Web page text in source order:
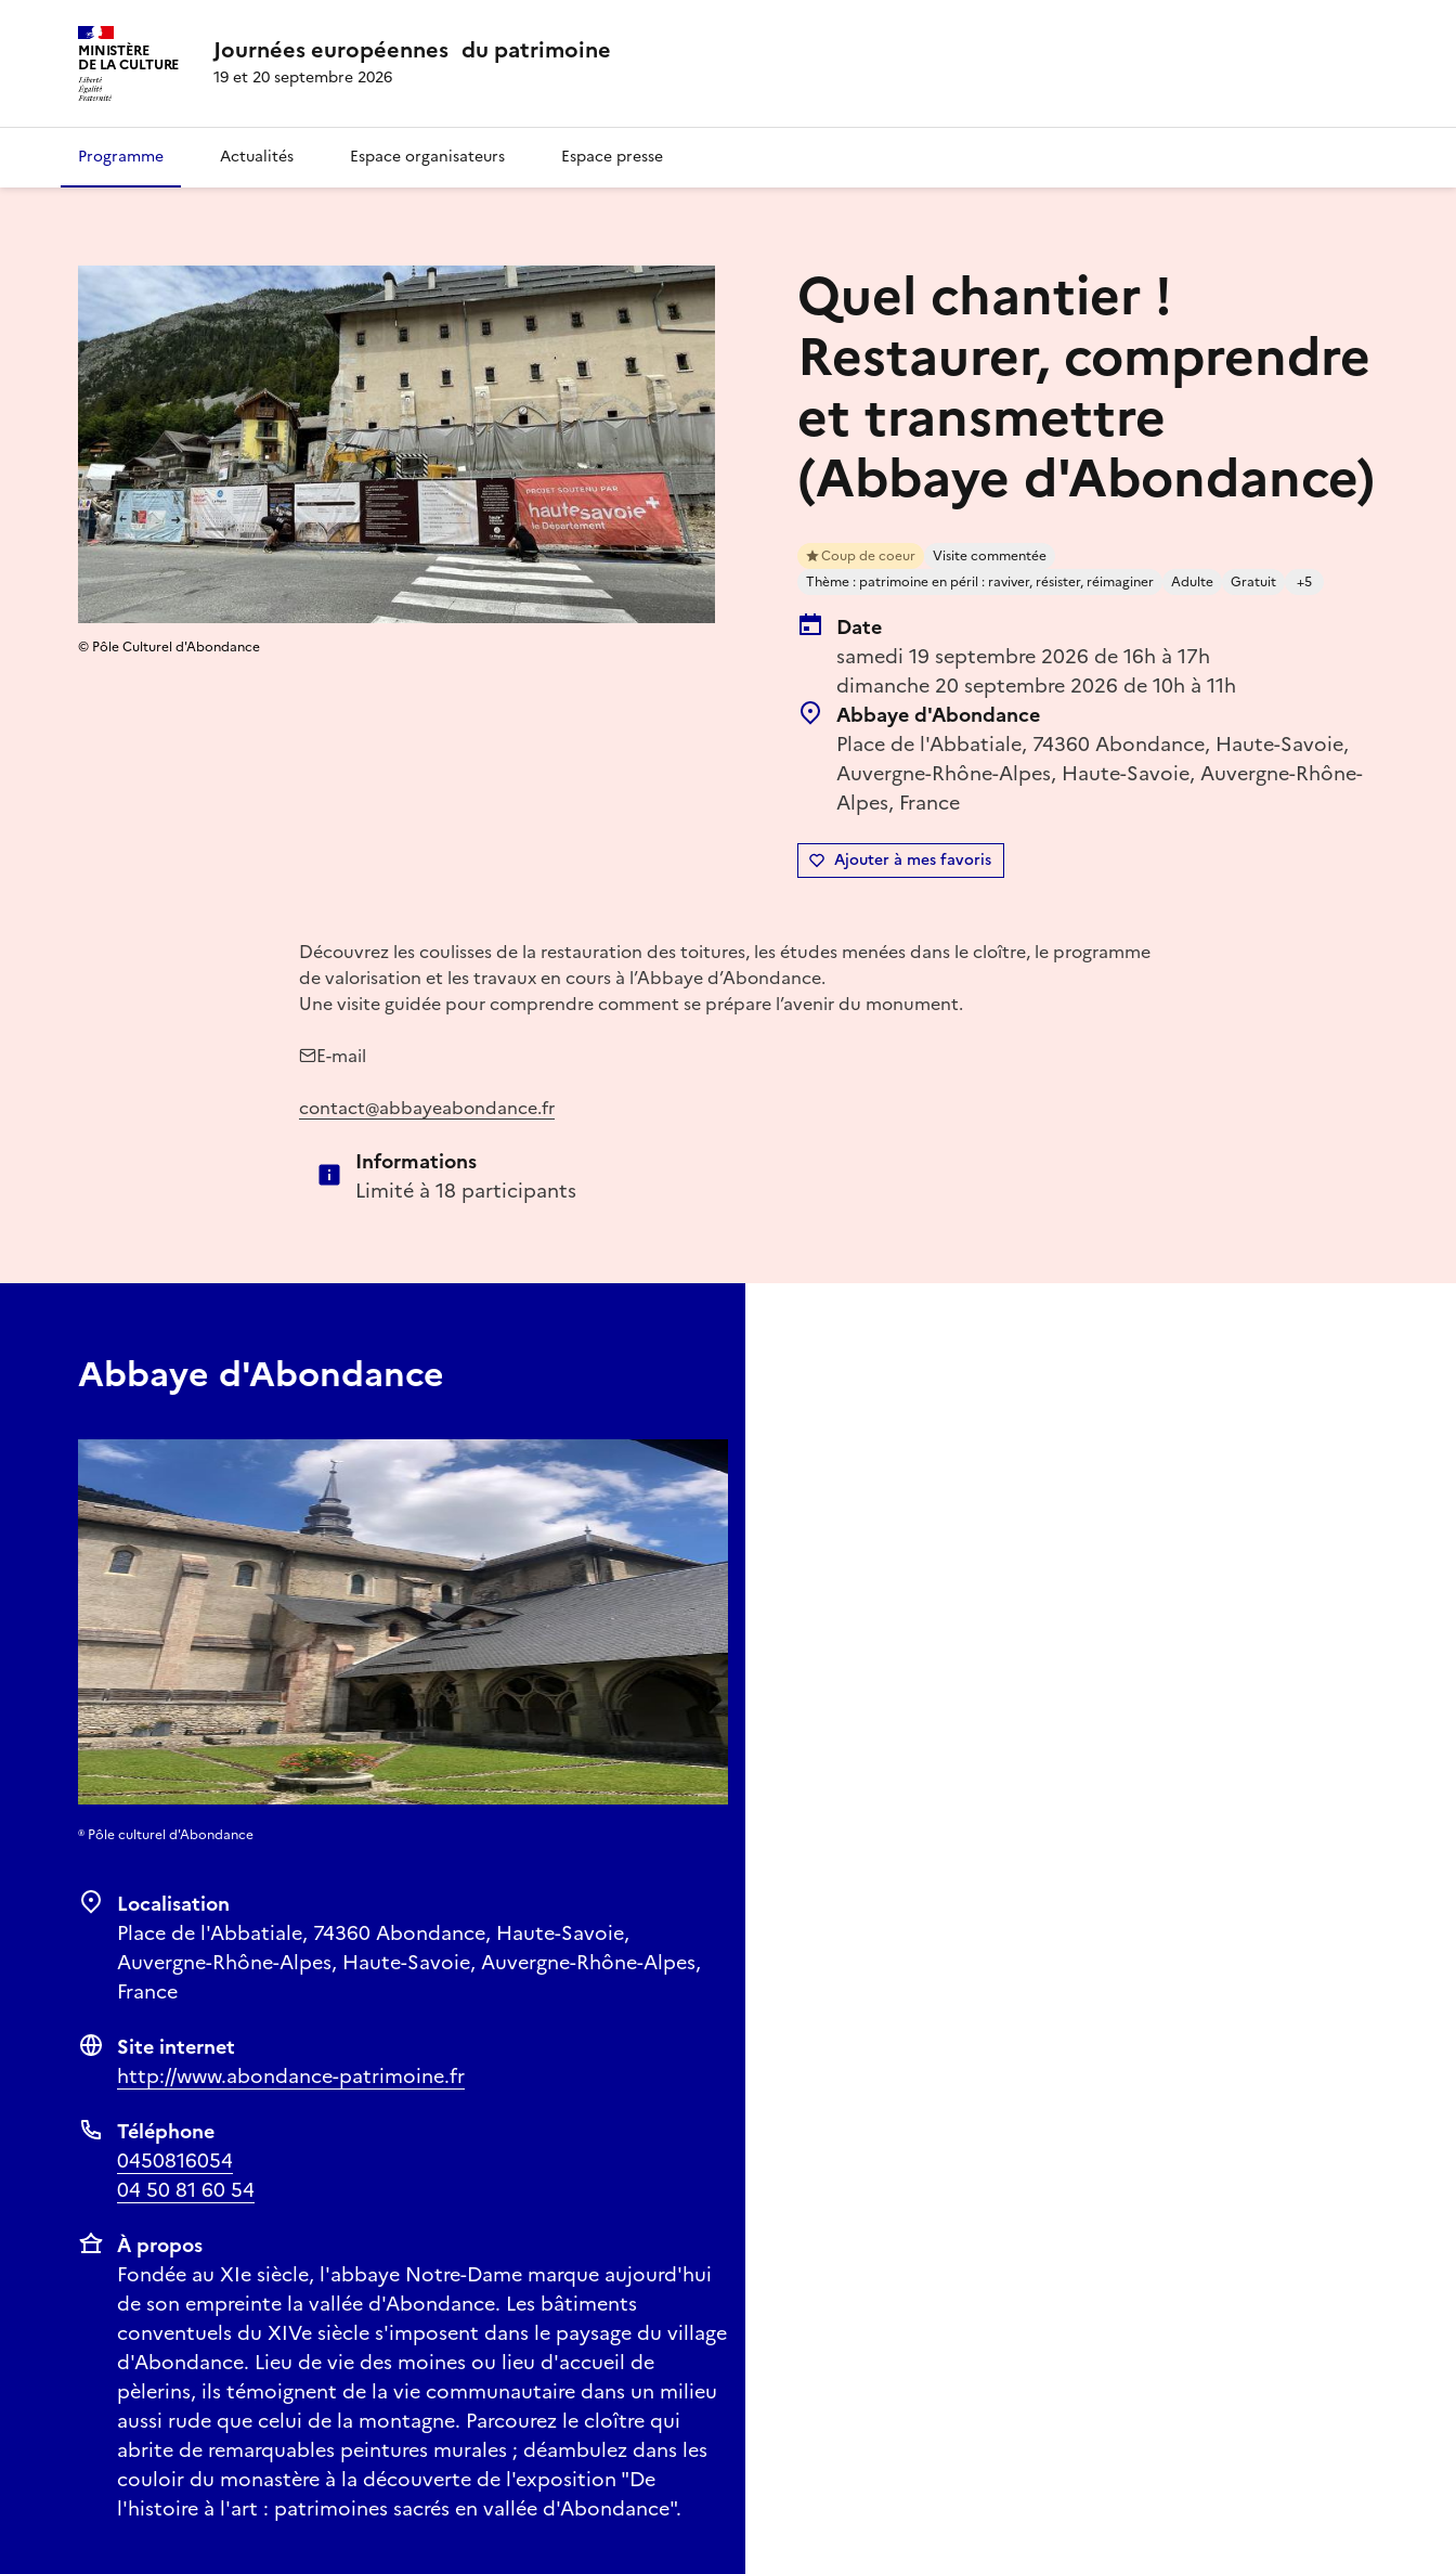
MINISTÈRE
DE LA CULTURE Journées européennes du patrimoine
19 et 20 septembre 2026
Programme Actualités Espace organisateurs Espace presse
Quel chantier !
Restaurer, comprendre
et transmettre
(Abbaye d'Abondance)
Coup de coeur
Visite commentée
Thème : patrimoine en péril : raviver, résister, réimaginer
Adulte Gratuit +5
Date
samedi 19 septembre 2026 de 16h à 17h
dimanche 20 septembre 2026 de 10h à 11h
Abbaye d'Abondance
Place de l'Abbatiale, 74360 Abondance, Haute-Savoie,
Auvergne-Rhône-Alpes, Haute-Savoie, Auvergne-Rhône-
Alpes, France
Ajouter à mes favoris
© Pôle Culturel d'Abondance
Découvrez les coulisses de la restauration des toitures, les études menées dans le cloître, le programme
de valorisation et les travaux en cours à l’Abbaye d’Abondance.
Une visite guidée pour comprendre comment se prépare l’avenir du monument.
E-mail
contact@abbayeabondance.fr
Informations
Limité à 18 participants
Abbaye d'Abondance
® Pôle culturel d'Abondance
Localisation
Place de l'Abbatiale, 74360 Abondance, Haute-Savoie,
Auvergne-Rhône-Alpes, Haute-Savoie, Auvergne-Rhône-Alpes,
France
Site internet
http://www.abondance-patrimoine.fr
Téléphone
0450816054
04 50 81 60 54
À propos
Fondée au XIe siècle, l'abbaye Notre-Dame marque aujourd'hui
de son empreinte la vallée d'Abondance. Les bâtiments
conventuels du XIVe siècle s'imposent dans le paysage du village
d'Abondance. Lieu de vie des moines ou lieu d'accueil de
pèlerins, ils témoignent de la vie communautaire dans un milieu
aussi rude que celui de la montagne. Parcourez le cloître qui
abrite de remarquables peintures murales ; déambulez dans les
couloir du monastère à la découverte de l'exposition "De
l'histoire à l'art : patrimoines sacrés en vallée d'Abondance".